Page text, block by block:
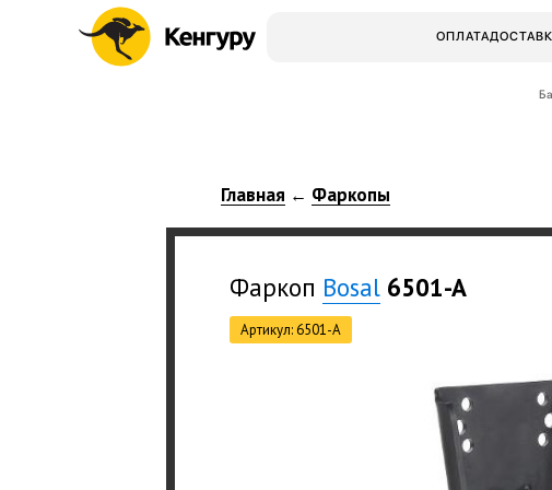
ОПЛАТА
Главная ← Фаркопы
Фаркоп Bosal 6501-A
Артикул: 6501-A